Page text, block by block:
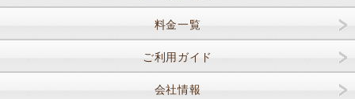
料金一覧
ご利用ガイド
会社情報